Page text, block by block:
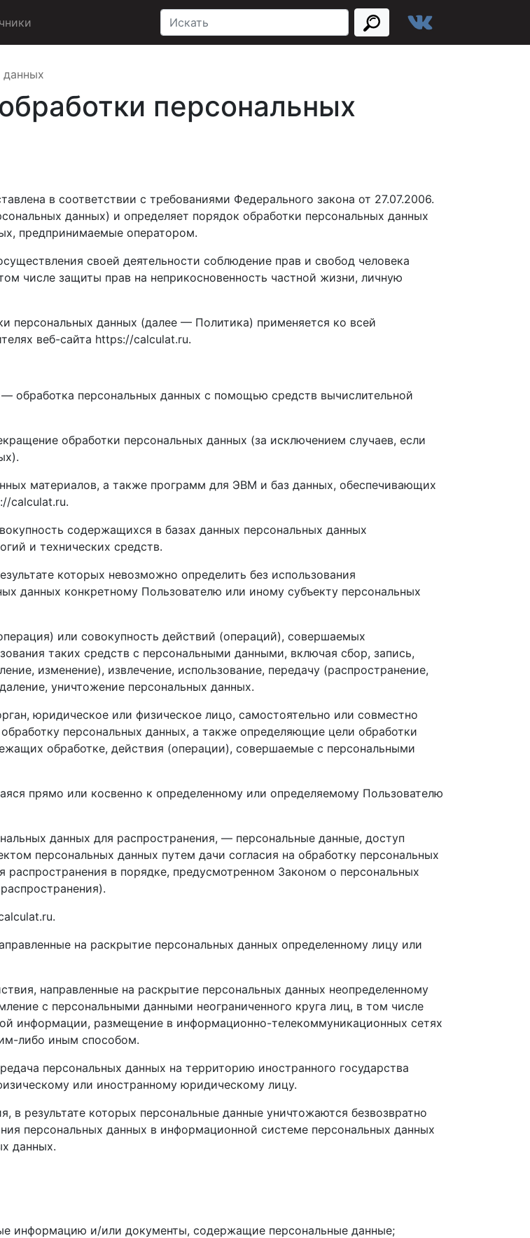
данных
персональных
в соответствии с требованиями Федерального закона от 27.07.2006.
данных) и определяет порядок обработки персональных данных
предпринимаемые оператором.
своей деятельности соблюдение прав и свобод человека
числе защиты прав на неприкосновенность частной жизни, личную
персональных данных (далее — Политика) применяется ко всей
веб-сайта https://calculat.ru.
обработка персональных данных с помощью средств вычислительной
обработки персональных данных (за исключением случаев, если
материалов, а также программ для ЭВМ и баз данных, обеспечивающих
calculat.ru.
содержащихся в базах данных персональных данных
и технических средств.
которых невозможно определить без использования
данных конкретному Пользователю или иному субъекту персональных
или совокупность действий (операций), совершаемых
таких средств с персональными данными, включая сбор, запись,
изменение), извлечение, использование, передачу (распространение,
уничтожение персональных данных.
юридическое или физическое лицо, самостоятельно или совместно
персональных данных, а также определяющие цели обработки
обработке, действия (операции), совершаемые с персональными
прямо или косвенно к определенному или определяемому Пользователю
данных для распространения, — персональные данные, доступ
персональных данных путем дачи согласия на обработку персональных
в порядке, предусмотренном Законом о персональных
на раскрытие персональных данных определенному лицу или
направленные на раскрытие персональных данных неопределенному
с персональными данными неограниченного круга лиц, в том числе
информации, размещение в информационно-телекоммуникационных сетях
либо иным способом.
персональных данных на территорию иностранного государства
или иностранному юридическому лицу.
результате которых персональные данные уничтожаются безвозвратно
персональных данных в информационной системе персональных данных
данных.
информацию и/или документы, содержащие персональные данные;